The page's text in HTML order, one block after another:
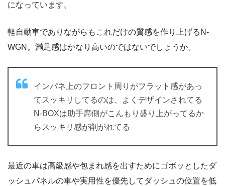
になっています。
軽自動車でありながらもこれだけの質感を作り上げるN-
WGN。満足感はかなり高いのではないでしょうか。
インパネ上のフロント周りがフラット感があっ
てスッキリしてるのは、よくデザインされてる
N-BOXは助手席側がこんもり盛り上がってるか
らスッキリ感が削がれてる
最近の車は高級感や包まれ感を出すためにゴボッとしたダ
ッシュパネルの車や実用性を優先してダッシュの位置を低